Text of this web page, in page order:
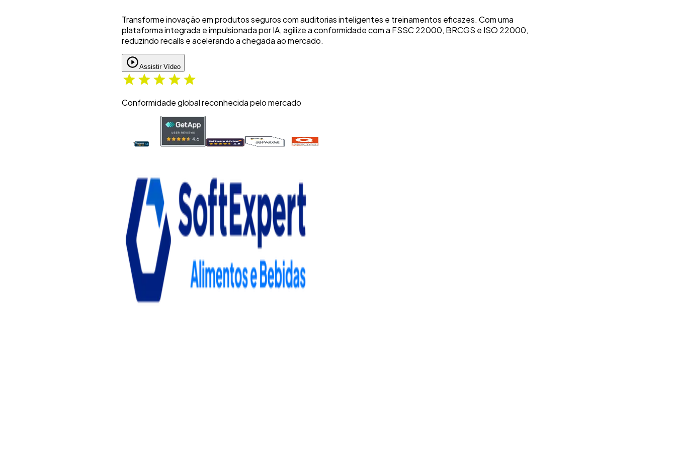
Transforme inovação em produtos seguros com auditorias inteligentes e treinamentos eficazes. Com uma
plataforma integrada e impulsionada por IA, agilize a conformidade com a FSSC 22000, BRCGS e ISO 22000,
reduzindo recalls e acelerando a chegada ao mercado.
Assistir Vídeo
Conformidade global reconhecida pelo mercado